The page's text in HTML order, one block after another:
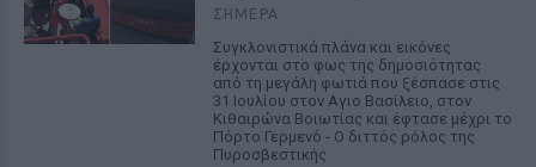
ΣΉΜΕΡΑ
Συγκλονιστικά πλάνα και εικόνες
έρχονται στο φως της δημοσιότητας
από τη μεγάλη φωτιά που ξέσπασε στις
31 Ιουλίου στον Αγιο Βασίλειο, στον
Κιθαιρώνα Βοιωτίας και έφτασε μέχρι το
Πόρτο Γερμενό - Ο διττός ρόλος της
Πυροσβεστικής